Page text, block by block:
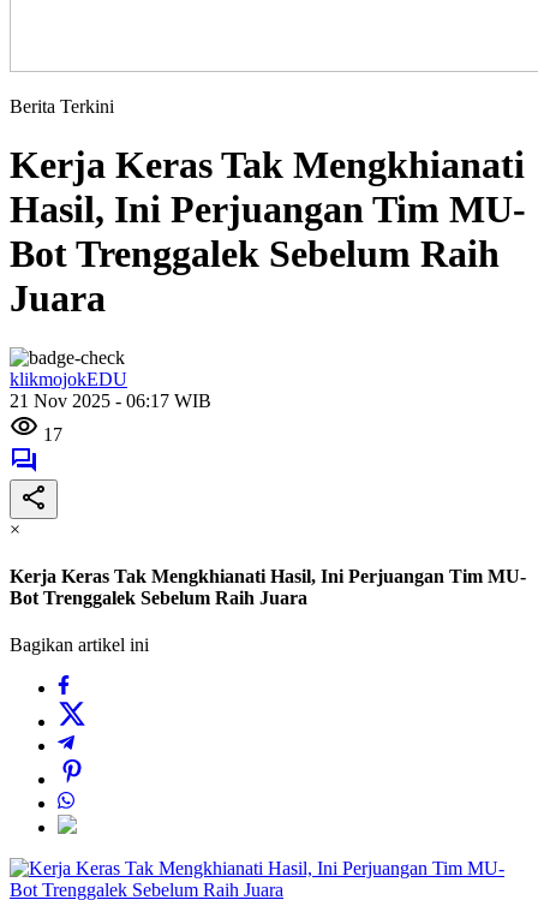
Berita Terkini
Kerja Keras Tak Mengkhianati
Hasil, Ini Perjuangan Tim MU-
Bot Trenggalek Sebelum Raih
Juara
klikmojokEDU
21 Nov 2025 - 06:17 WIB
17
×
Kerja Keras Tak Mengkhianati Hasil, Ini Perjuangan Tim MU-
Bot Trenggalek Sebelum Raih Juara
Bagikan artikel ini